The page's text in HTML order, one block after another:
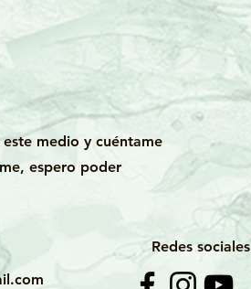
medio y cuéntame
espero poder
Redes sociales